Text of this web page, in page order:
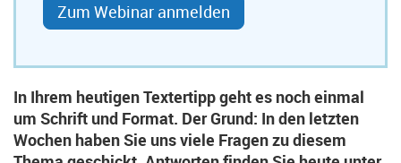
Zum Webinar anmelden
In Ihrem heutigen Textertipp geht es noch einmal
um Schrift und Format. Der Grund: In den letzten
Wochen haben Sie uns viele Fragen zu diesem